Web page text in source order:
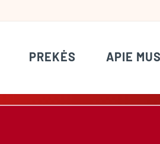
PREKĖS APIE MUS